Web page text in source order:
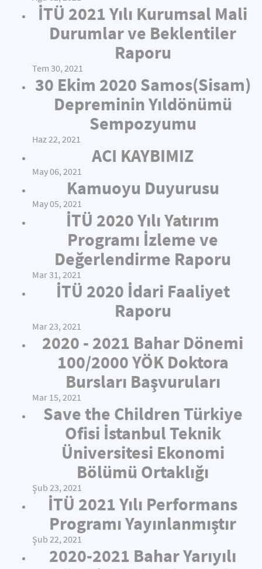
İTÜ 2021 Yılı Kurumsal Mali
Durumlar ve Beklentiler
Raporu
Tem 30, 2021
30 Ekim 2020 Samos(Sisam)
Depreminin Yıldönümü
Sempozyumu
Haz 22, 2021
ACI KAYBIMIZ
May 06, 2021
Kamuoyu Duyurusu
May 05, 2021
İTÜ 2020 Yılı Yatırım
Programı İzleme ve
Değerlendirme Raporu
Mar 31, 2021
İTÜ 2020 İdari Faaliyet
Raporu
Mar 23, 2021
2020 - 2021 Bahar Dönemi
100/2000 YÖK Doktora
Bursları Başvuruları
Mar 15, 2021
Save the Children Türkiye
Ofisi İstanbul Teknik
Üniversitesi Ekonomi
Bölümü Ortaklığı
Şub 23, 2021
İTÜ 2021 Yılı Performans
Programı Yayınlanmıştır
Şub 22, 2021
2020-2021 Bahar Yarıyılı